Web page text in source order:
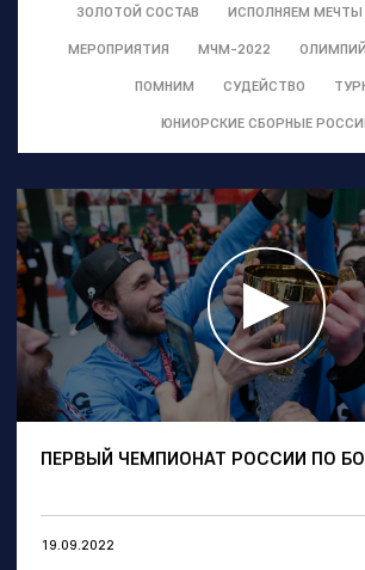
ЗОЛОТОЙ СОСТАВ ИСПОЛНЯЕМ МЕЧТЫ
МЕРОПРИЯТИЯ МЧМ-2022
ПОМНИМ СУДЕЙСТВО
ЮНИОРСКИЕ СБОРНЫЕ
ПЕРВЫЙ ЧЕМПИОНАТ РОССИИ ПО
19.09.2022